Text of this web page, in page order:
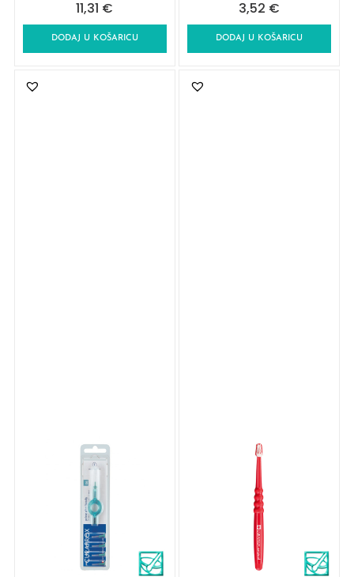
11,31 €
DODAJ U KOŠARICU
3,52 €
DODAJ U KOŠARICU